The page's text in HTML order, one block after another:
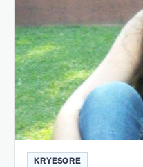
KRYESORE